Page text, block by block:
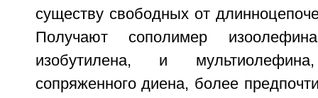
существу свободных от
Получают сополимер
изобутилена, и мультиолефина,
сопряженного диена, более